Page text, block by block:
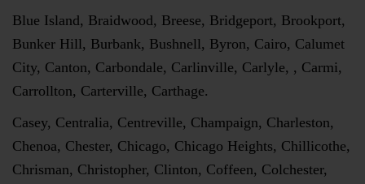
Blue Island, Braidwood, Breese, Bridgeport, Brookport,
Bunker Hill, Burbank, Bushnell, Byron, Cairo, Calumet
City, Canton, Carbondale, Carlinville, Carlyle, , Carmi,
Carrollton, Carterville, Carthage.
Casey, Centralia, Centreville, Champaign, Charleston,
Chenoa, Chester, Chicago, Chicago Heights, Chillicothe,
Chrisman, Christopher, Clinton, Coffeen, Colchester,